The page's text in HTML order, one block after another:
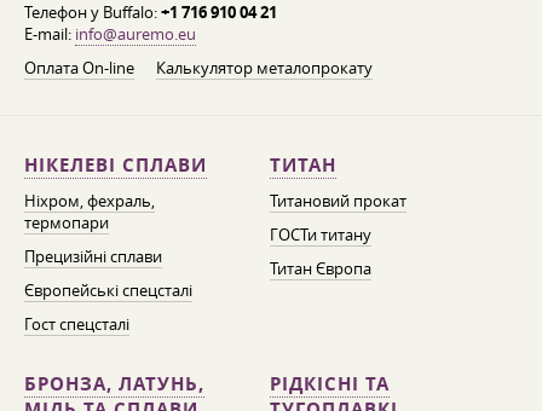
Телефон у Buffalo:+1 716 910 04 21
E-mail: info@auremo.eu
Оплата On-line
Калькулятор металопрокату
НІКЕЛЕВІ СПЛАВИ
Ніхром, фехраль,
термопари
Прецизійні сплави
Європейські спецсталі
Гост спецсталі
ТИТАН
Титановий прокат
ГОСТи титану
Титан Європа
БРОНЗА, ЛАТУНЬ,
РІДКІСНІ ТА